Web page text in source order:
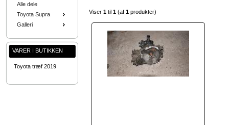
Alle dele
Toyota Supra
Galleri
VARER I BUTIKKEN
Toyota træf 2019
Viser 1 til 1 (af 1 produkter)